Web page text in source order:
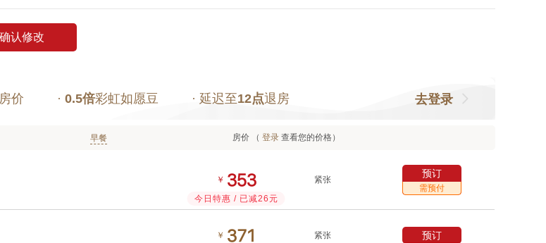
确认修改
房价 · 0.5倍彩虹如愿豆 · 延迟至12点退房 去登录
早餐 房价 （ 登录 查看您的价格）
￥ 
今日特惠 / 已减26元
紧张
预订
需预付
￥  紧张 预订